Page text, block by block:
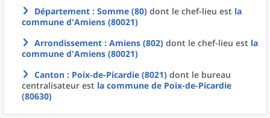
Département : Somme (80) dont le chef-lieu est la
commune d'Amiens (80021)
Arrondissement : Amiens (802) dont le chef-lieu est la
commune d'Amiens (80021)
Canton : Poix-de-Picardie (8021) dont le bureau
centralisateur est la commune de Poix-de-Picardie
(80630)